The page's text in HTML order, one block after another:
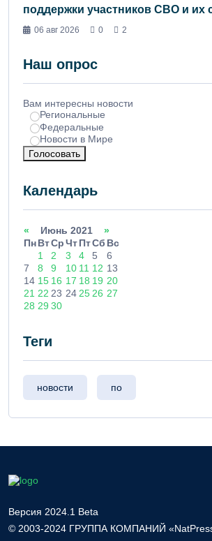
поддержки участников СВО и их
06 авг 2026 0 2
Наш опрос
Вам интересны новости
Региональные
Федеральные
Новости в Мире
Голосовать
Календарь
« Июнь 2021 »
ПнВтСрЧтПтСб Вс
1
2 3 4 5
6
7
8 9 10 11 12 13
14 15 16 17 18 19 20
21 22 23 24 25 26 27
28 29 30
Теги
новости по
Версия 2024.1 Beta
© 2003-2024 ГРУППА КОМПАНИЙ